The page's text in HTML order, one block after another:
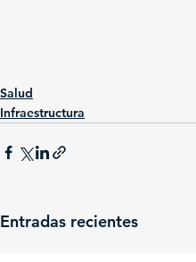
Salud
Infraestructura
Entradas recientes